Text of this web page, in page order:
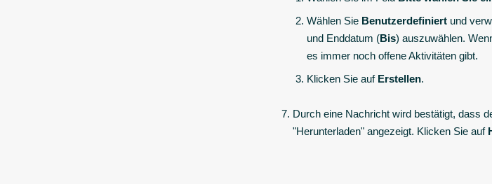
Wählen Sie Benutzerdefiniert und
und Enddatum (Bis) auszuwählen.
es immer noch offene Aktivitäten gibt.
Klicken Sie auf Erstellen.
Durch eine Nachricht wird bestätigt, dass
"Herunterladen" angezeigt. Klicken Sie auf